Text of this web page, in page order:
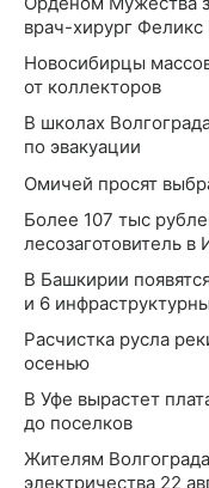
врач-хирург Феликс
Новосибирцы
от коллекторов
В школах
по эвакуации
Омичей просят
Более 107 тыс
лесозаготовитель в
В Башкирии
и 6
Расчистка русла
осенью
В Уфе вырастет
до поселков
Жителям
электричества 22